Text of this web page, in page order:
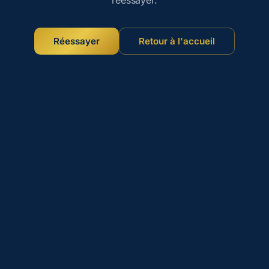
Réessayer Retour à l'accueil